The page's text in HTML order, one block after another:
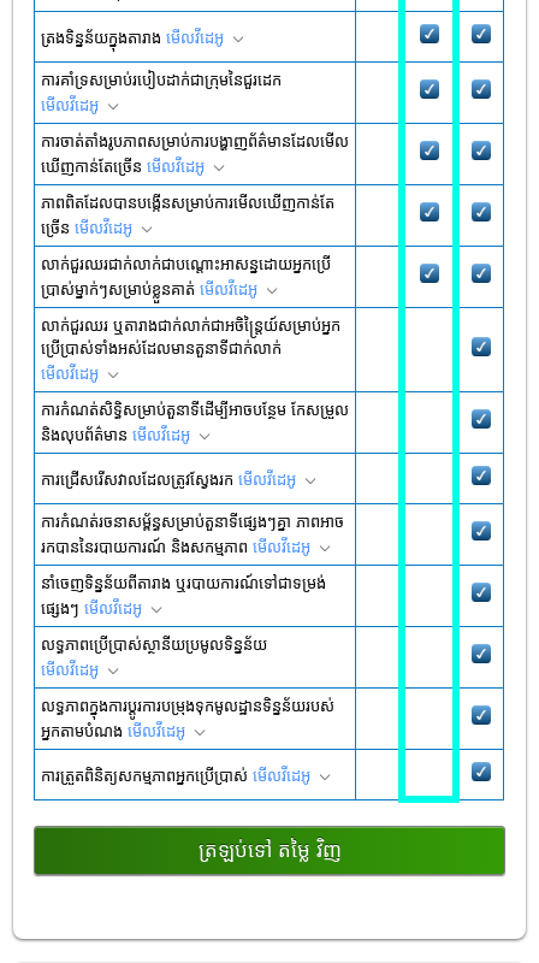
ត្រងទិន្នន័យក្នុងតារាងមើល​វីដេអូ
ការគាំទ្រសម្រាប់របៀបដាក់ជាក្រុមនៃជួរដេក
មើល​វីដេអូ
ការចាត់តាំងរូបភាពសម្រាប់ការបង្ហាញព័ត៌មានដែលមើល
ឃើញកាន់តែច្រើនមើល​វីដេអូ
ភាពពិតដែលបានបង្កើនសម្រាប់ការមើលឃើញកាន់តែ
ច្រើនមើល​វីដេអូ
លាក់ជួរឈរជាក់លាក់ជាបណ្តោះអាសន្នដោយអ្នកប្រើ
ប្រាស់ម្នាក់ៗសម្រាប់ខ្លួនគាត់មើល​វីដេអូ
លាក់ជួរឈរ ឬតារាងជាក់លាក់ជាអចិន្ត្រៃយ៍សម្រាប់អ្នក
ប្រើប្រាស់ទាំងអស់ដែលមានតួនាទីជាក់លាក់
មើល​វីដេអូ
ការកំណត់សិទ្ធិសម្រាប់តួនាទីដើម្បីអាចបន្ថែម កែសម្រួល
និងលុបព័ត៌មានមើល​វីដេអូ
ការជ្រើសរើសវាលដែលត្រូវស្វែងរកមើល​វីដេអូ
ការកំណត់រចនាសម្ព័ន្ធសម្រាប់តួនាទីផ្សេងៗគ្នា ភាពអាច
រកបាននៃរបាយការណ៍ និងសកម្មភាពមើល​វីដេអូ
នាំចេញទិន្នន័យពីតារាង ឬរបាយការណ៍ទៅជាទម្រង់
ផ្សេងៗមើល​វីដេអូ
លទ្ធភាពប្រើប្រាស់ស្ថានីយប្រមូលទិន្នន័យ
មើល​វីដេអូ
លទ្ធភាព​ក្នុង​ការ​ប្ដូរ​ការ​បម្រុង​ទុក​មូលដ្ឋាន​ទិន្នន័យ​របស់​
អ្នក​តាម​បំណងមើល​វីដេអូ
ការត្រួតពិនិត្យសកម្មភាពអ្នកប្រើប្រាស់មើល​វីដេអូ
ត្រឡប់ទៅ តម្លៃ វិញ